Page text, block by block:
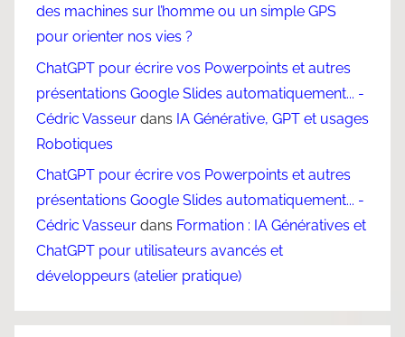
des machines sur l’homme ou un simple GPS
pour orienter nos vies ?
ChatGPT pour écrire vos Powerpoints et autres
présentations Google Slides automatiquement... -
Cédric Vasseur dans IA Générative, GPT et usages
Robotiques
ChatGPT pour écrire vos Powerpoints et autres
présentations Google Slides automatiquement... -
Cédric Vasseur dans Formation : IA Génératives et
ChatGPT pour utilisateurs avancés et
développeurs (atelier pratique)